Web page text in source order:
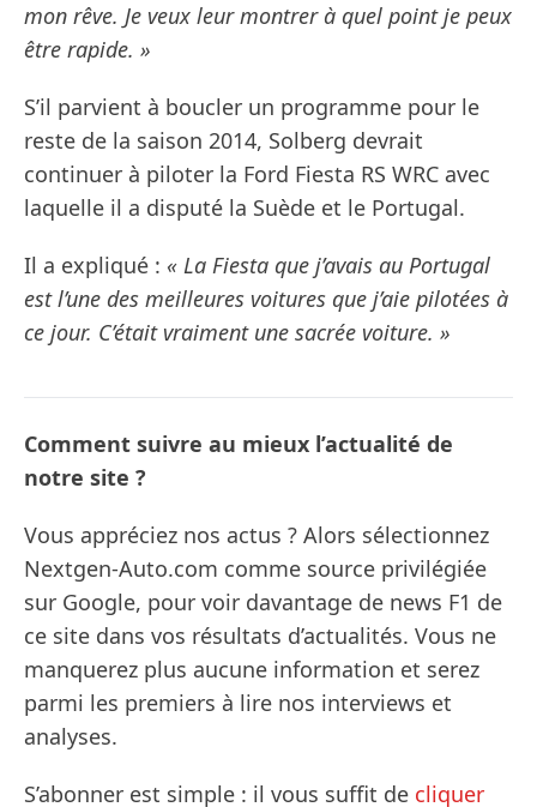
mon rêve. Je veux leur montrer à quel point je peux
être rapide. »
S’il parvient à boucler un programme pour le
reste de la saison 2014, Solberg devrait
continuer à piloter la Ford Fiesta RS WRC avec
laquelle il a disputé la Suède et le Portugal.
Il a expliqué : « La Fiesta que j’avais au Portugal
est l’une des meilleures voitures que j’aie pilotées à
ce jour. C’était vraiment une sacrée voiture. »
Comment suivre au mieux l’actualité de
notre site ?
Vous appréciez nos actus ? Alors sélectionnez
Nextgen-Auto.com comme source privilégiée
sur Google, pour voir davantage de news F1 de
ce site dans vos résultats d’actualités. Vous ne
manquerez plus aucune information et serez
parmi les premiers à lire nos interviews et
analyses.
S’abonner est simple : il vous suffit de cliquer